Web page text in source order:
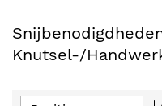
Knutsel-/